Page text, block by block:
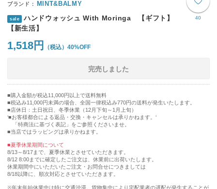
40
MINT&BALMY
sale
ハンドウォッシュ With Moringa 【ギフト】
【新生活】
1,518円 40%OFF
完売しました
購入金額が税込11,000円以上で送料無料
税込み11,000円未満の場合、全国一律税込み770円の送料が発生いたします。
■店休日：土日祝日、冬季休業（12月下旬～1月上旬）
‘■お客様都合による返品・交換・キャンセルは承りかねます。‘
「特商法に基づく表記」をご参照くださいませ。
■当店ではラッピングは承りかねます。
■夏季休業期間について
8/13～8/17まで、夏季休業とさせていただきます。
8/12 8:00までに確定したご注文は、休業前に出荷いたします。
休業期間中にいただいたご注文・お問合せにつきましては
8/18以降に、順次対応とさせていただきます。
※年末年始休業中は特に交通渋滞、貨物集中により宅配業者の遅配が発生することが